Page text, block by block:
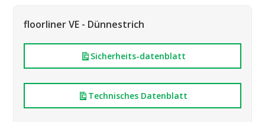
floorliner VE - Dünnestrich
Sicherheits-datenblatt
Technisches Datenblatt